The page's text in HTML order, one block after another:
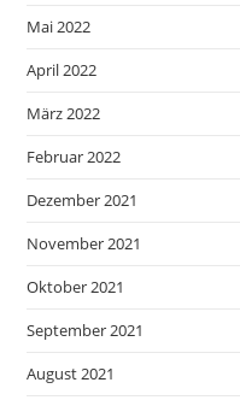
Mai 2022
April 2022
März 2022
Februar 2022
Dezember 2021
November 2021
Oktober 2021
September 2021
August 2021